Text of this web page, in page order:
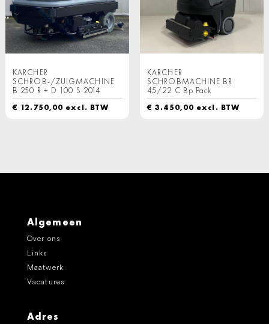
KARCHER
SCHROB-/ZUIGMACHINE
B 250 R + D 100 S 2014
€ 12.750,00 excl. BTW
KARCHER
SCHROBMACHINE BR
45/22 C Bp Pack
€ 3.450,00 excl. BTW
Algemeen
Over ons
Links
Maatwerk
Vacatures
Adres